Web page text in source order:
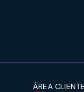
ÁREA CLIENTE